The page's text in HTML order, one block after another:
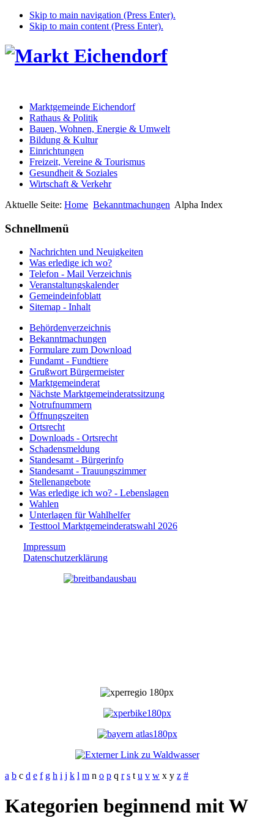
Skip to main navigation (Press Enter).
Skip to main content (Press Enter).
Marktgemeinde Eichendorf
Rathaus & Politik
Bauen, Wohnen, Energie & Umwelt
Bildung & Kultur
Einrichtungen
Freizeit, Vereine & Tourismus
Gesundheit & Soziales
Wirtschaft & Verkehr
Aktuelle Seite: Home Bekanntmachungen Alpha Index
Schnellmenü
Nachrichten und Neuigkeiten
Was erledige ich wo?
Telefon - Mail Verzeichnis
Veranstaltungskalender
Gemeindeinfoblatt
Sitemap - Inhalt
Behördenverzeichnis
Bekanntmachungen
Formulare zum Download
Fundamt - Fundtiere
Grußwort Bürgermeister
Marktgemeinderat
Nächste Marktgemeinderatssitzung
Notrufnummern
Öffnungszeiten
Ortsrecht
Downloads - Ortsrecht
Schadensmeldung
Standesamt - Bürgerinfo
Standesamt - Trauungszimmer
Stellenangebote
Was erledige ich wo? - Lebenslagen
Wahlen
Unterlagen für Wahlhelfer
Testtool Marktgemeinderatswahl 2026
Impressum
Datenschutzerklärung
a b c d e f g h i j k l m n o p q r s t u v w x y z #
Kategorien beginnend mit W